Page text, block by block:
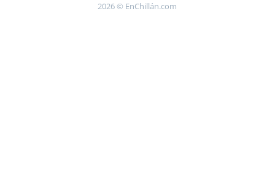
2026 © EnChillán.com